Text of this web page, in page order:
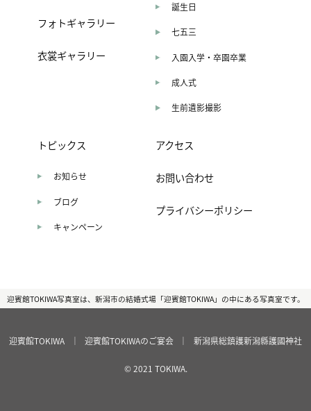
フォトギャラリー
衣裳ギャラリー
誕生日
七五三
入園入学・卒園卒業
成人式
生前遺影撮影
トピックス
お知らせ
ブログ
キャンペーン
アクセス
お問い合わせ
プライバシーポリシー
迎賓館TOKIWA写真室は、新潟市の結婚式場「迎賓館TOKIWA」の中にある写真室です。
迎賓館TOKIWA ｜ 迎賓館TOKIWAのご宴会 ｜ 新潟県総鎮護新潟縣護國神社
© 2021 TOKIWA.